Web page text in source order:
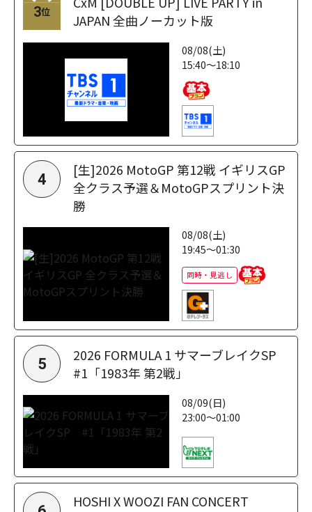
3位
JAPAN 全曲ノーカット版
08/08(土)
15:40～18:10
4
[生]2026 MotoGP 第12戦 イギリスGP
全クラス予選＆MotoGPスプリント決
勝
08/08(土)
19:45～01:30
同時・見逃し
5
2026 FORMULA 1 サマーブレイクSP
#1「1983年 第2戦」
08/09(日)
23:00～01:00
HOSHI X WOOZI FAN CONCERT